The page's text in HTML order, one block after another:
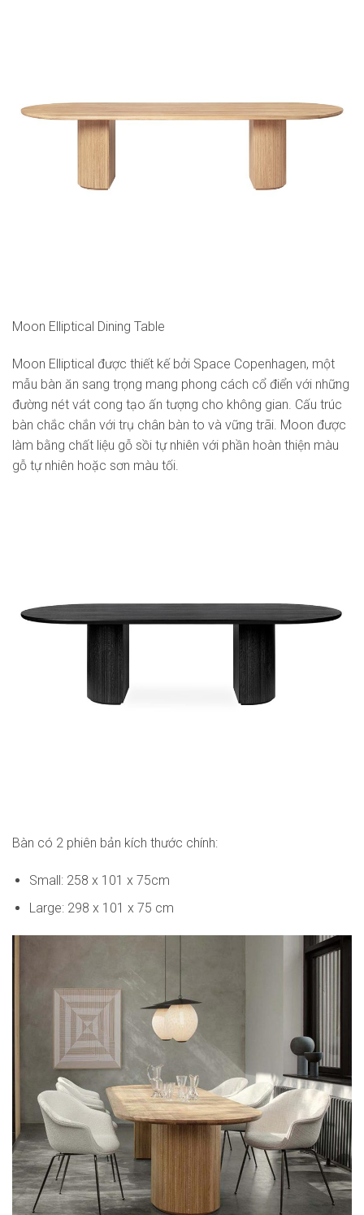
Moon Elliptical Dining Table
Moon Elliptical được thiết kế bởi Space Copenhagen, một
mẫu bàn ăn sang trọng mang phong cách cổ điển với những
đường nét vát cong tạo ấn tượng cho không gian. Cấu trúc
bàn chắc chắn với trụ chân bàn to và vững trãi. Moon được
làm bằng chất liệu gỗ sồi tự nhiên với phần hoàn thiện màu
gỗ tự nhiên hoặc sơn màu tối.
Bàn có 2 phiên bản kích thước chính:
Small: 258 x 101 x 75cm
Large: 298 x 101 x 75 cm